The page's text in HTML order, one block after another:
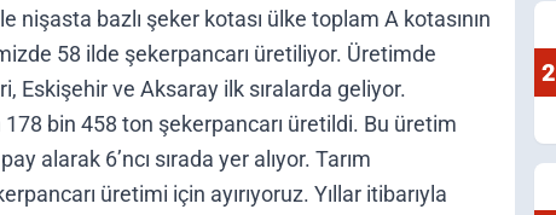
nişasta bazlı şeker kotası ülke toplam A kotasının
58 ilde şekerpancarı üretiliyor. Üretimde
Eskişehir ve Aksaray ilk sıralarda geliyor.
bin 458 ton şekerpancarı üretildi. Bu üretim
alarak 6’ncı sırada yer alıyor. Tarım
üretimi için ayırıyoruz. Yıllar itibarıyla
2